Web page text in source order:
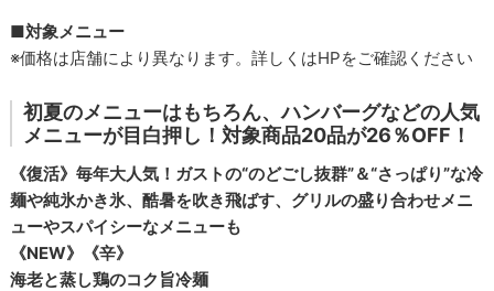
■対象メニュー
※価格は店舗により異なります。詳しくはHPをご確認ください
初夏のメニューはもちろん、ハンバーグなどの人気
メニューが目白押し！対象商品20品が26％OFF！
《復活》毎年大人気！ガストの“のどごし抜群”＆“さっぱり”な冷
麺や純氷かき氷、酷暑を吹き飛ばす、グリルの盛り合わせメニ
ューやスパイシーなメニューも
《NEW》《辛》
海老と蒸し鶏のコク旨冷麺